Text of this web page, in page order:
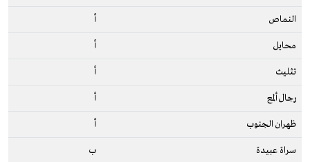
النماص أ
محايل أ
تثليث أ
رجال ألمع أ
ظهران الجنوب أ
سراة عبيدة ب